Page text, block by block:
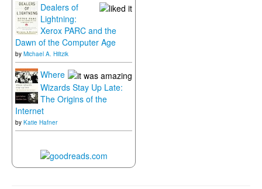
Dealers of
Lightning:
Xerox PARC and the
Dawn of the Computer Age
by Michael A. Hiltzik
Where
Wizards Stay Up Late:
The Origins of the
Internet
by Katie Hafner